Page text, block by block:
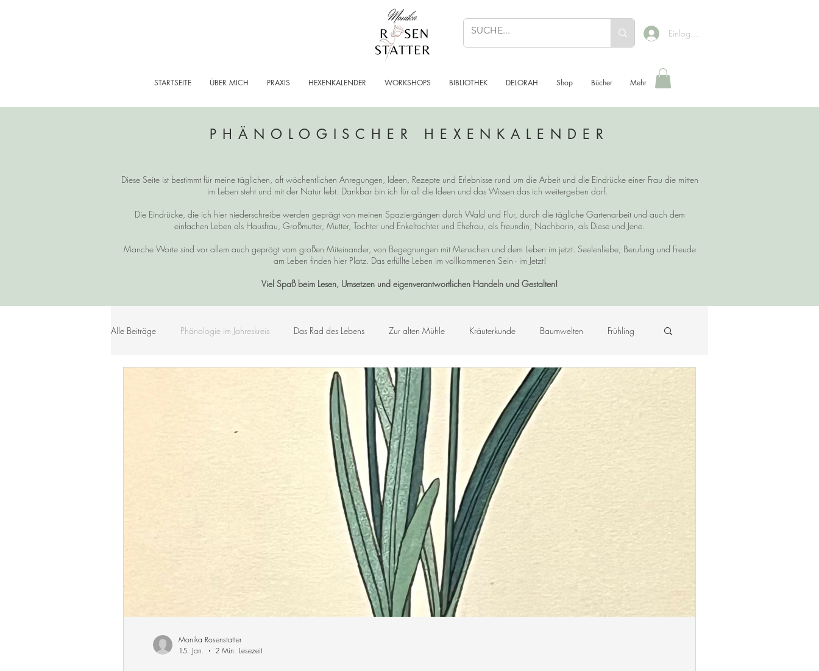
Einloggen
STARTSEITE ÜBER MICH PRAXIS HEXENKALENDER WORKSHOPS BIBLIOTHEK DELORAH Shop Bücher Mehr
PHÄNOLOGISCHER HEXENKALENDER
Diese Seite ist bestimmt für meine täglichen, oft wöchentlichen Anregungen, Ideen, Rezepte und Erlebnisse rund um die Arbeit und die Eindrücke einer Frau die mitten
im Leben steht und mit der Natur lebt. Dankbar bin ich für all die Ideen und das Wissen das ich weitergeben darf.
Die Eindrücke, die ich hier niederschreibe werden geprägt von meinen Spaziergängen durch Wald und Flur, durch die tägliche Gartenarbeit und auch dem
einfachen Leben als Hausfrau, Großmutter, Mutter, Tochter und Enkeltochter und Ehefrau, als Freundin, Nachbarin, als Diese und Jene.
Manche Worte sind vor allem auch geprägt vom großen Miteinander, von Begegnungen mit Menschen und dem Leben im jetzt. Seelenliebe, Berufung und Freude
am Leben finden hier Platz. Das erfüllte Leben im vollkommenen Sein - im Jetzt!
Viel Spaß beim Lesen, Umsetzen und eigenverantwortlichen Handeln und Gestalten!
Alle Beiträge Phänologie im Jahreskreis Das Rad des Lebens Zur alten Mühle Kräuterkunde Baumwelten Frühling
Garten Wald Sternenzeit Steinzeit Krafttier - Botschaften
Chakralehre Angelart - Engelwelt Kabbalah Kraft des Ortes Musik
Rat der 13 Großmütter Adventkalender 2021 Hildegard von Bingen
Gedichte, Sprüche und Zitate
Monika Rosenstatter
15. Jan.
2 Min. Lesezeit